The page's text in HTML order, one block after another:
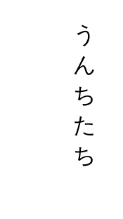
ん
ち
た
ち